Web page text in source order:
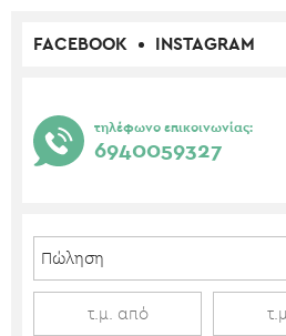
FACEBOOK INSTAGRAM
τηλέφωνο επικοινωνίας:
6940059327